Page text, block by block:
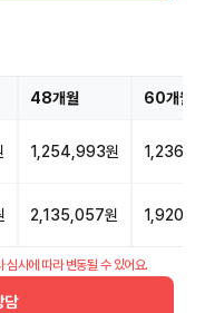
48개월 60개월
1,254,993원
2,135,057원
심사에 따라 변동될 수 있어요.
담